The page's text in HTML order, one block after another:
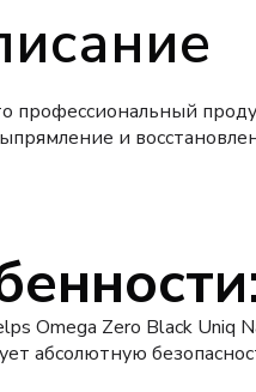
профессиональный
и
Omega Zero Black Uniq
абсолютную